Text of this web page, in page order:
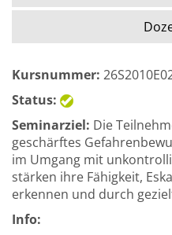
Kursnummer:
Status:
Seminarziel: Die
geschärftes
im Umgang mit
stärken ihre Fähigkeit,
erkennen und durch
Info: